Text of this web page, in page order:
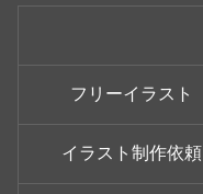
フリーイラスト
イラスト制作依頼